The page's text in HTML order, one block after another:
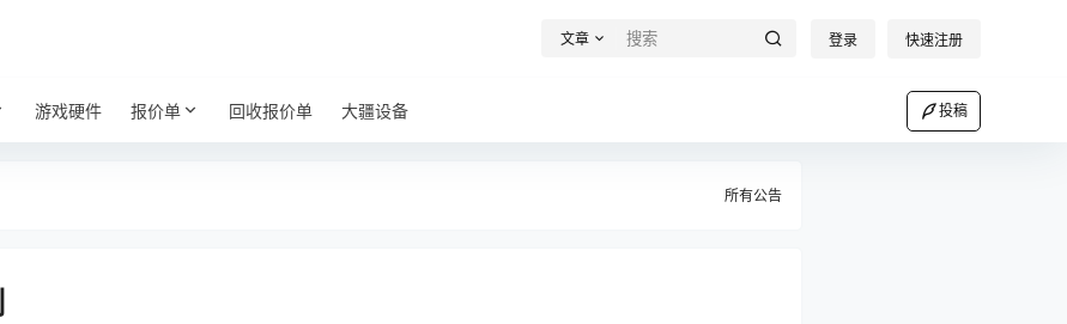
文章 登录 快速注册
游戏硬件 报价单 回收报价单 大疆设备 投稿
所有公告